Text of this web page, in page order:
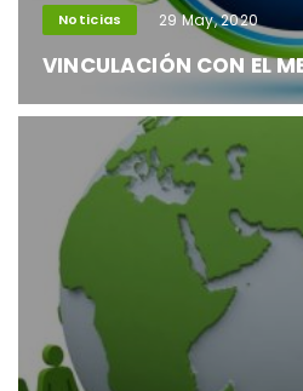
Noticias 29 May, 2020
VINCULACIÓN CON EL